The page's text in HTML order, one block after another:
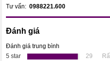
Tư vấn:0988221.600
Đánh giá
Đánh giá trung bình
5 star
29